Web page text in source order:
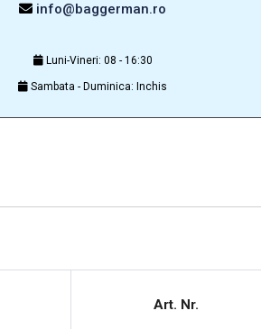
info@baggerman.ro
Luni-Vineri: 08 - 16:30
Sambata - Duminica: Inchis
Art. Nr.